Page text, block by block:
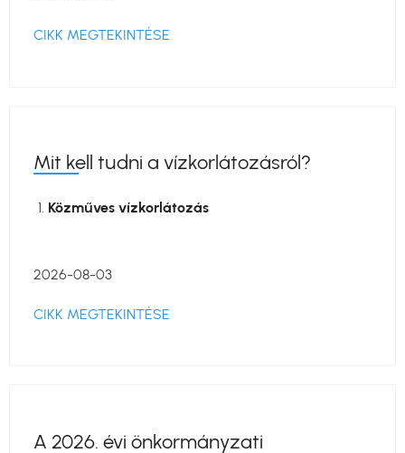
CIKK MEGTEKINTÉSE
Mit kell tudni a vízkorlátozásról?
Közműves vízkorlátozás
2026-08-03
CIKK MEGTEKINTÉSE
A 2026. évi önkormányzati